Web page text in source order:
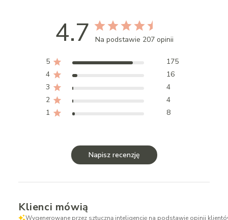
4.7 Na podstawie 207 opinii
5
175
4
16
3
4
2
4
1
8
Napisz recenzję
Klienci mówią
Wygenerowane przez sztuczną inteligencję na podstawie opinii